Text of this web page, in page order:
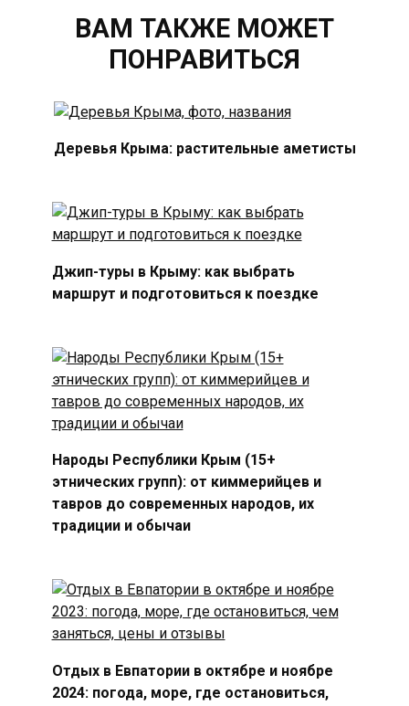
ВАМ ТАКЖЕ МОЖЕТ
ПОНРАВИТЬСЯ
Деревья Крыма: растительные аметисты
Джип-туры в Крыму: как выбрать
маршрут и подготовиться к поездке
Народы Республики Крым (15+
этнических групп): от киммерийцев и
тавров до современных народов, их
традиции и обычаи
Отдых в Евпатории в октябре и ноябре
2024: погода, море, где остановиться,